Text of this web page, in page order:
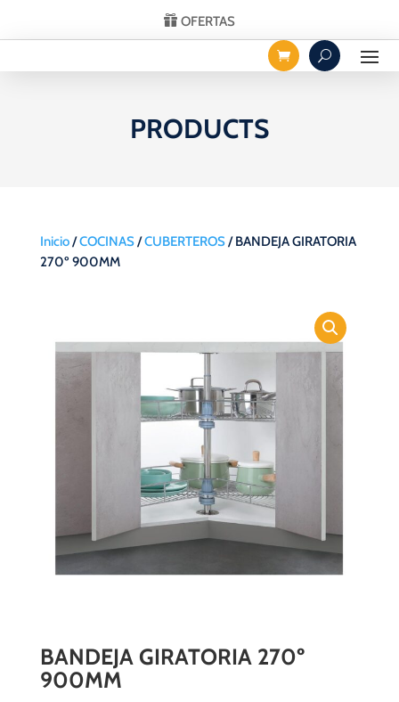
OFERTAS
PRODUCTS
Inicio/COCINAS/CUBERTEROS/ BANDEJA GIRATORIA
270º 900MM
BANDEJA GIRATORIA 270º
900MM